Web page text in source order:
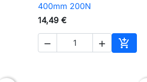
ao carrinho
400mm 200N
14,49 €
  